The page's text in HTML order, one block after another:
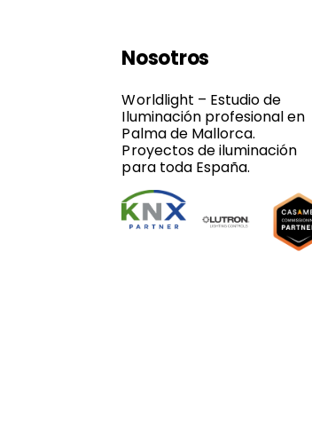
Nosotros
Worldlight – Estudio de
Iluminación profesional en
Palma de Mallorca.
Proyectos de iluminación
para toda España.